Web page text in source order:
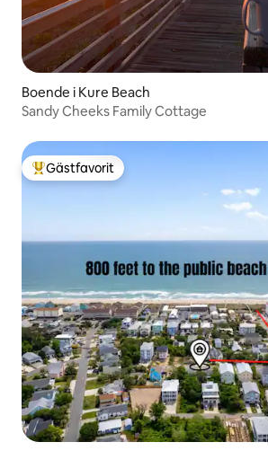
Boende i Kure Beach
Sandy Cheeks Family Cottage
Populär gästfavorit
Gästfavorit